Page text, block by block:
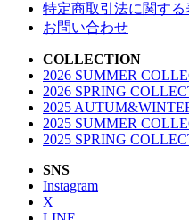
特定商取引法に関する
お問い合わせ
COLLECTION
2026 SUMMER
2026 SPRING
2025
2025 SUMMER
2025 SPRING
SNS
Instagram
X